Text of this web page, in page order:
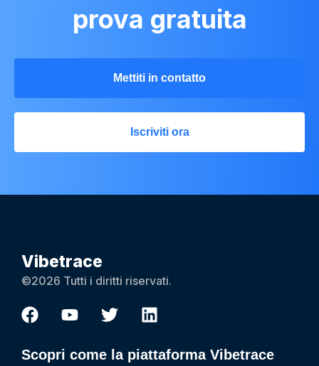
prova gratuita
Mettiti in contatto
Iscriviti ora
Vibetrace
©2026 Tutti i diritti riservati.
Scopri come la piattaforma Vibetrace